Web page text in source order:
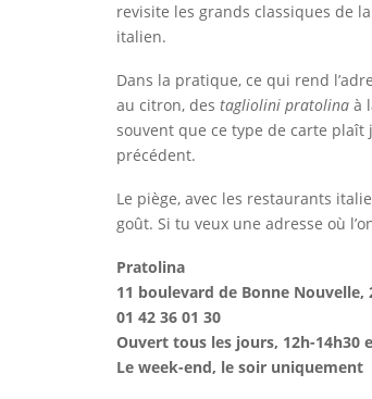
revisite les grands classiques de
italien.
Dans la pratique, ce qui rend
au citron, des tagliolini pratolina à
souvent que ce type de carte plaît
précédent.
Le piège, avec les restaurants
goût. Si tu veux une adresse où
Pratolina
11 boulevard de Bonne Nouvelle,
01 42 36 01 30
Ouvert tous les jours, 12h-14h30
Le week-end, le soir uniquement